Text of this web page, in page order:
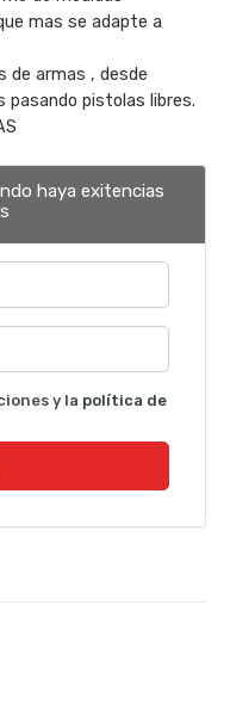
mas se adapte a
de armas , desde
pasando pistolas libres.
haya exitencias
y la política de